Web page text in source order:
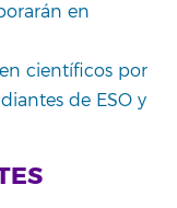
en
científicos por
de ESO y